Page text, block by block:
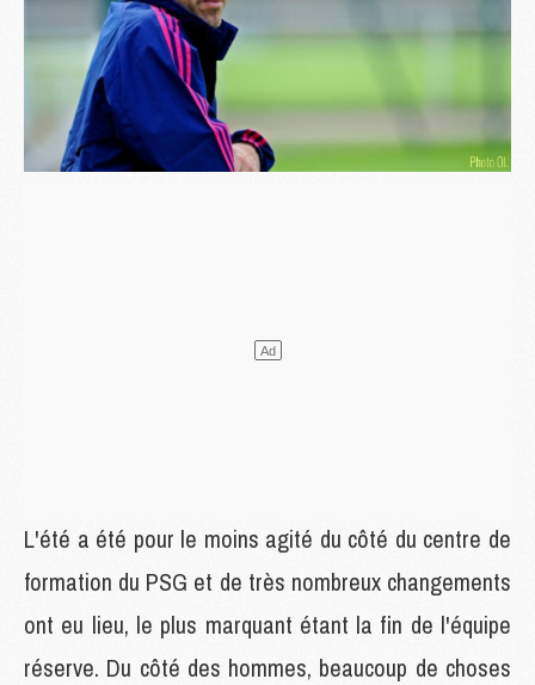
L'été a été pour le moins agité du côté du centre de
formation du PSG et de très nombreux changements
ont eu lieu, le plus marquant étant la fin de l'équipe
réserve. Du côté des hommes, beaucoup de choses